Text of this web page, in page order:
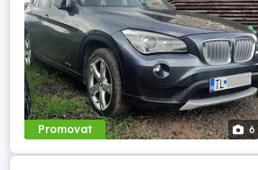
Promovat 6